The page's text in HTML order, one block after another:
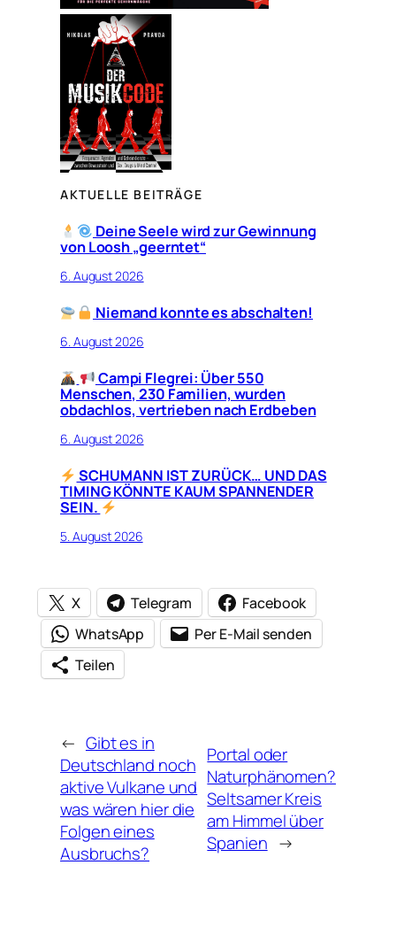
AKTUELLE BEITRÄGE
Deine Seele wird zur Gewinnung
von Loosh „geerntet“
6. August 2026
Niemand konnte es abschalten!
6. August 2026
Campi Flegrei: Über 550
Menschen, 230 Familien, wurden
obdachlos, vertrieben nach Erdbeben
6. August 2026
SCHUMANN IST ZURÜCK… UND DAS
TIMING KÖNNTE KAUM SPANNENDER
SEIN.
5. August 2026
X Telegram
Facebook
WhatsApp
Per E-Mail senden
Teilen
← Gibt es in
Deutschland noch
aktive Vulkane und
was wären hier die
Folgen eines
Ausbruchs?
Portal oder
Naturphänomen?
Seltsamer Kreis
am Himmel über
Spanien →